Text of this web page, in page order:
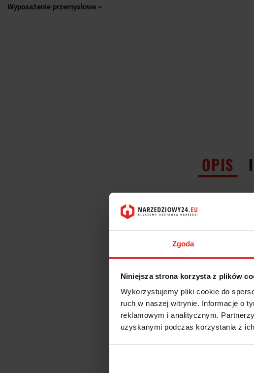
Zgoda
Niniejsza strona korzysta z plików
Wykorzystujemy pliki cookie do
ruch w naszej witrynie. Informacje o
reklamowym i analitycznym.
uzyskanymi podczas korzystania z ich
Wyposażenie przemysłowe
OPIS
VHM K10/K20
3-ostrzowe
DIN 6527-L
kąt pochylenia linii
z ostrzem centralnym
możliwość
Parametry skrawania: